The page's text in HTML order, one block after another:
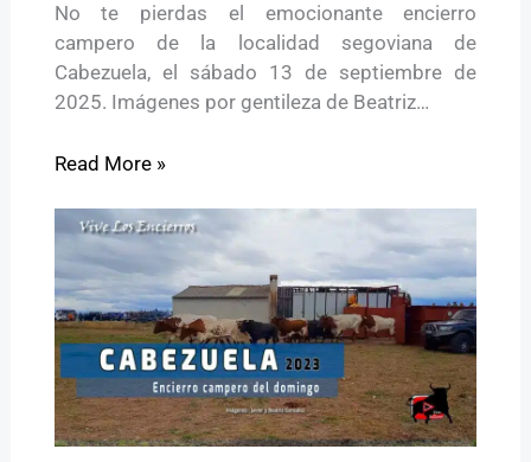
No te pierdas el emocionante encierro
campero de la localidad segoviana de
Cabezuela, el sábado 13 de septiembre de
2025. Imágenes por gentileza de Beatriz…
Read More »